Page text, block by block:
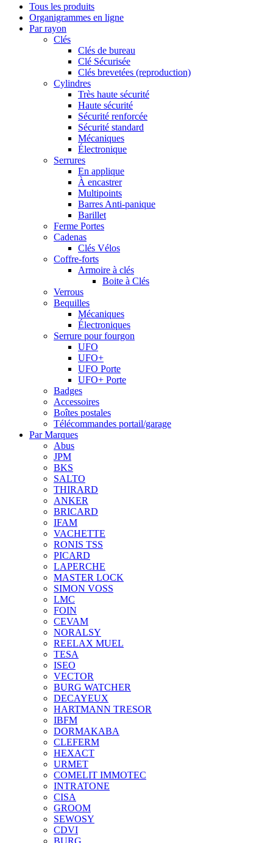
Tous les produits
Organigrammes en ligne
Par rayon
Clés
Clés de bureau
Clé Sécurisée
Clés brevetées (reproduction)
Cylindres
Très haute sécurité
Haute sécurité
Sécurité renforcée
Sécurité standard
Mécaniques
Électronique
Serrures
En applique
À encastrer
Multipoints
Barres Anti-panique
Barillet
Ferme Portes
Cadenas
Clés Vélos
Coffre-forts
Armoire à clés
Boite à Clés
Verrous
Bequilles
Mécaniques
Électroniques
Serrure pour fourgon
UFO
UFO+
UFO Porte
UFO+ Porte
Badges
Accessoires
Boîtes postales
Télécommandes portail/garage
Par Marques
Abus
JPM
BKS
SALTO
THIRARD
ANKER
BRICARD
IFAM
VACHETTE
RONIS TSS
PICARD
LAPERCHE
MASTER LOCK
SIMON VOSS
LMC
FOIN
CEVAM
NORALSY
REELAX MUEL
TESA
ISEO
VECTOR
BURG WATCHER
DECAYEUX
HARTMANN TRESOR
IBFM
DORMAKABA
CLEFERM
HEXACT
URMET
COMELIT IMMOTEC
INTRATONE
CISA
GROOM
SEWOSY
CDVI
BURG